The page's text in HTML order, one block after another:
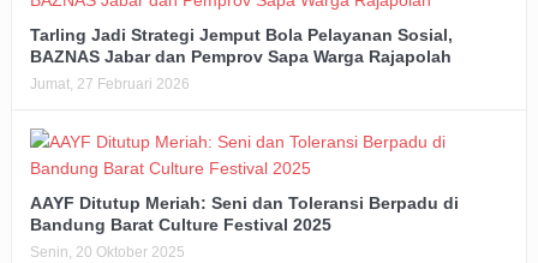
Tarling Jadi Strategi Jemput Bola Pelayanan Sosial,
BAZNAS Jabar dan Pemprov Sapa Warga Rajapolah
Jumat, 27 Februari 2026
AAYF Ditutup Meriah: Seni dan Toleransi Berpadu di
Bandung Barat Culture Festival 2025
Senin, 20 Oktober 2025